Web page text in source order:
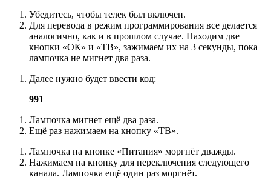
Убедитесь, чтобы телек был включен.
Для перевода в режим программирования все делается
аналогично, как и в прошлом случае. Находим две
кнопки «ОК» и «ТВ», зажимаем их на 3 секунды, пока
лампочка не мигнет два раза.
Далее нужно будет ввести код:
991
Лампочка мигнет ещё два раза.
Ещё раз нажимаем на кнопку «ТВ».
Лампочка на кнопке «Питания» моргнёт дважды.
Нажимаем на кнопку для переключения следующего
канала. Лампочка ещё один раз моргнёт.